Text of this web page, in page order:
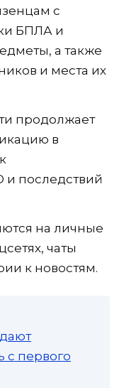
с
БПЛА и
а также
и места их
продолжает
в
и последствий
на личные
чаты
к новостям.
с первого